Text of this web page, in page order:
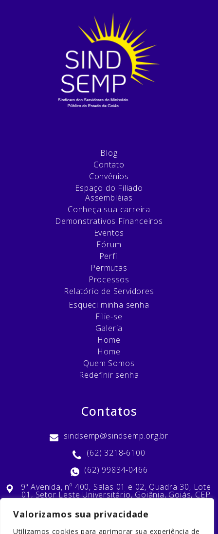
Valorizamos sua privacidade
Utilizamos cookies para aprimorar sua experiência de
Blog
Contato
Convênios
Espaço do Filiado
Assembléias
Conheça sua carreira
Demonstrativos Financeiros
Eventos
Fórum
Perfil
Permutas
Processos
Relatório de Servidores
Esqueci minha senha
Filie-se
Galeria
Home
Home
Quem Somos
Redefinir senha
Contatos
sindsemp@sindsemp.org.br
(62) 3218-6100
(62) 99834-0466
9ª Avenida, nº 400, Salas 01 e 02, Quadra 30, Lote
01, Setor Leste Universitário, Goiânia, Goiás, CEP